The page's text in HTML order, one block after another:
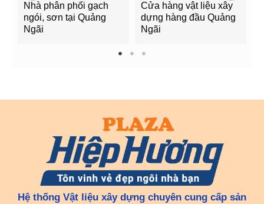
Nhà phân phối gạch
ngói, sơn tại Quảng
Ngãi
Cửa hàng vật liệu xây
dựng hàng đầu Quảng
Ngãi
1 2 3
Hệ thống Vật liệu xây dựng chuyên cung cấp sản